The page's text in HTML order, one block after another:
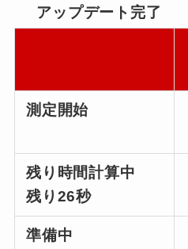
アップデート完了
測定開始
残り時間計算中
残り26秒
準備中